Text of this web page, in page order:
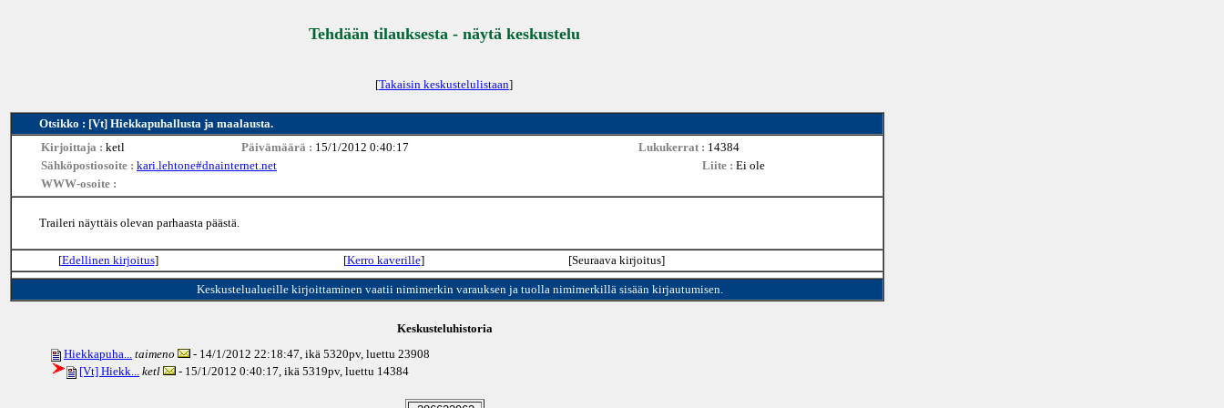
Tehdään tilauksesta - näytä keskustelu
[Takaisin keskustelulistaan]
Otsikko : [Vt] Hiekkapuhallusta ja maalausta.
Kirjoittaja : ketl Päivämäärä : 15/1/2012 0:40:17 Lukukerrat : 14384
Sähköpostiosoite : kari.lehtone#dnainternet.net Liite : Ei ole
WWW-osoite :
Traileri näyttäis olevan parhaasta päästä.
[Edellinen kirjoitus] [Kerro kaverille] [Seuraava kirjoitus]
Keskustelualueille kirjoittaminen vaatii nimimerkin varauksen ja tuolla nimimerkillä sisään kirjautumisen.
Keskusteluhistoria
Hiekkapuha... taimeno - 14/1/2012 22:18:47, ikä 5320pv, luettu 23908
[Vt] Hiekk... ketl - 15/1/2012 0:40:17, ikä 5319pv, luettu 14384